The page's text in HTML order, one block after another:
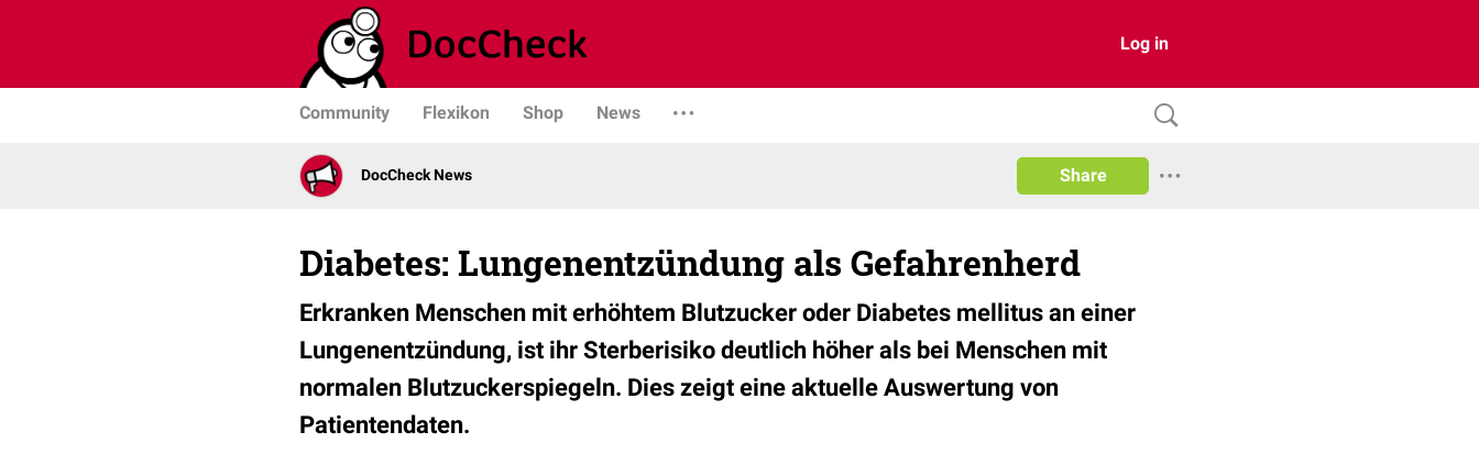
Log in
Community Flexikon Shop News
DocCheck News Share
Diabetes: Lungenentzündung als Gefahrenherd
Erkranken Menschen mit erhöhtem Blutzucker oder Diabetes mellitus an einer
Lungenentzündung, ist ihr Sterberisiko deutlich höher als bei Menschen mit
normalen Blutzuckerspiegeln. Dies zeigt eine aktuelle Auswertung von
Patientendaten.